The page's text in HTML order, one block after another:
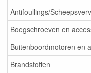
Antifoullings/
Boegschroeven en
Buitenboordmotoren en
Brandstoffen